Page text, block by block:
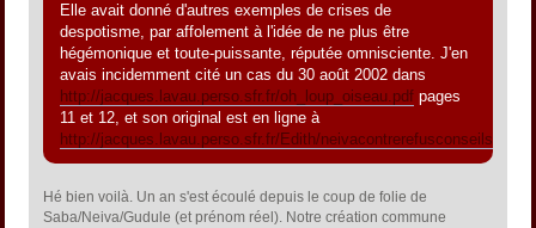
Elle avait donné d'autres exemples de crises de
despotisme, par affolement à l'idée de ne plus être
hégémonique et toute-puissante, réputée omnisciente. J'en
avais incidemment cité un cas du 30 août 2002 dans
http://jacques.lavau.perso.sfr.fr/oh_loup_oiseau.pdf pages
11 et 12, et son original est en ligne à
http://jacques.lavau.perso.sfr.fr/Edith/neivacontrerefusconseils.htm
Hé bien voilà. Un an s'est écoulé depuis le coup de folie de
Saba/Neiva/Gudule (et prénom réel). Notre création commune